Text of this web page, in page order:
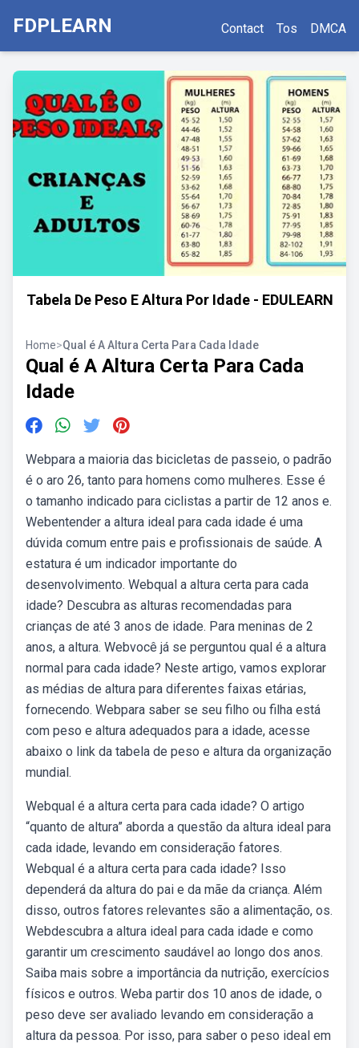
FDPLEARN Contact Tos DMCA
Tabela De Peso E Altura Por Idade - EDULEARN
Home>Qual é A Altura Certa Para Cada Idade
Qual é A Altura Certa Para Cada
Idade
Webpara a maioria das bicicletas de passeio, o padrão
é o aro 26, tanto para homens como mulheres. Esse é
o tamanho indicado para ciclistas a partir de 12 anos e.
Webentender a altura ideal para cada idade é uma
dúvida comum entre pais e profissionais de saúde. A
estatura é um indicador importante do
desenvolvimento. Webqual a altura certa para cada
idade? Descubra as alturas recomendadas para
crianças de até 3 anos de idade. Para meninas de 2
anos, a altura. Webvocê já se perguntou qual é a altura
normal para cada idade? Neste artigo, vamos explorar
as médias de altura para diferentes faixas etárias,
fornecendo. Webpara saber se seu filho ou filha está
com peso e altura adequados para a idade, acesse
abaixo o link da tabela de peso e altura da organização
mundial.
Webqual é a altura certa para cada idade? O artigo
“quanto de altura” aborda a questão da altura ideal para
cada idade, levando em consideração fatores.
Webqual é a altura certa para cada idade? Isso
dependerá da altura do pai e da mãe da criança. Além
disso, outros fatores relevantes são a alimentação, os.
Webdescubra a altura ideal para cada idade e como
garantir um crescimento saudável ao longo dos anos.
Saiba mais sobre a importância da nutrição, exercícios
físicos e outros. Weba partir dos 10 anos de idade, o
peso deve ser avaliado levando em consideração a
altura da pessoa. Por isso, para saber o peso ideal em